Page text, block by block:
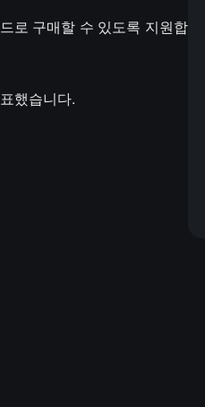
로 구매할 수 있도록 지원합
했습니다.